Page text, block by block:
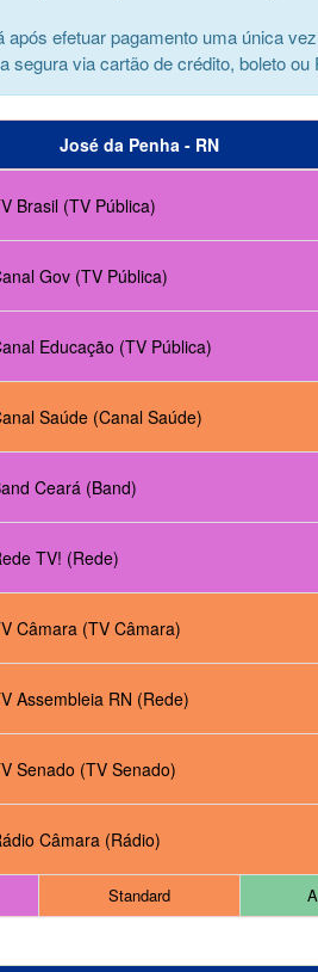
efetuar pagamento uma única
segura via cartão de crédito, boleto
José da Penha - RN
Brasil (TV Pública)
Gov (TV Pública)
Educação (TV Pública)
Saúde (Canal Saúde)
Ceará (Band)
TV! (Rede)
Câmara (TV Câmara)
Assembleia RN (Rede)
Senado (TV Senado)
Câmara (Rádio)
Standard